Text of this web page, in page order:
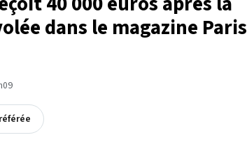
dans le magazine Paris